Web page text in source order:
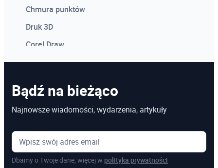
Chmura punktów
Druk 3D
Corel Draw
Photoshop
Microsoft Project
Kosztorysowanie w programie Norma
Microsoft Excel
Bądź na bieżąco
Najnowsze wiadomości, wydarzenia, artykuły
Dbamy o Twoje dane, więcej w polityka prywatności